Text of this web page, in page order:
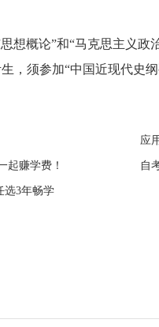
概论”和“马克思主义政
，须参加“中国近现代史纲
应
起赚学费！ 自
选3年畅学